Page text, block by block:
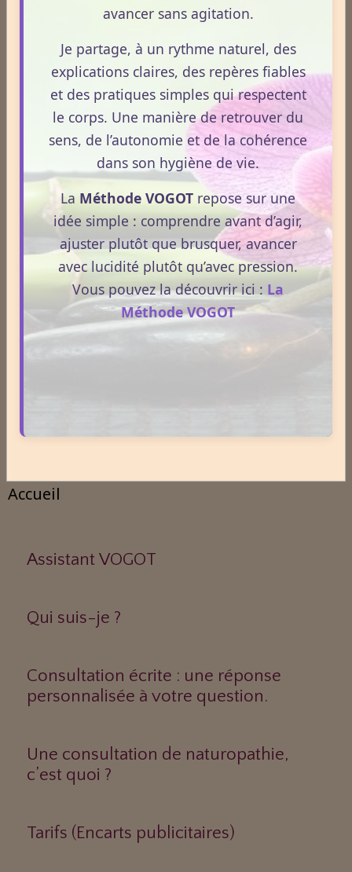
Devenez partenaire VOGOT
Offrez à votre marque unevisibilité ciblée et qualitative
auprès d’une audience engagée dans la santé naturelle et le
bien‑être. Découvrez nos
formules et packs avantageux
adaptés aux professionnels.
Voir les tarifs
Prendre RDV en ligne
Je soutiens VOGOT
Accueil
Assistant VOGOT
Qui suis-je ?
Consultation écrite : une réponse
personnalisée à votre question.
Une consultation de naturopathie,
c’est quoi ?
Tarifs (Encarts publicitaires)
avancer sans agitation.
Je partage, à un rythme naturel, des
explications claires, des repères fiables
et des pratiques simples qui respectent
le corps. Une manière de retrouver du
sens, de l’autonomie et de la cohérence
dans son hygiène de vie.
La Méthode VOGOT repose sur une
idée simple : comprendre avant d’agir,
ajuster plutôt que brusquer, avancer
avec lucidité plutôt qu’avec pression.
Vous pouvez la découvrir ici : La
Méthode VOGOT